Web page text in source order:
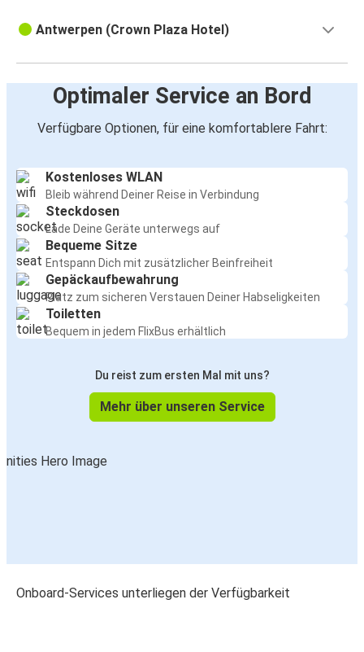
Antwerpen (Crown Plaza Hotel)
Optimaler Service an Bord
Verfügbare Optionen, für eine komfortablere Fahrt:
Kostenloses WLAN
Bleib während Deiner Reise in Verbindung
Steckdosen
Lade Deine Geräte unterwegs auf
Bequeme Sitze
Entspann Dich mit zusätzlicher Beinfreiheit
Gepäckaufbewahrung
Platz zum sicheren Verstauen Deiner Habseligkeiten
Toiletten
Bequem in jedem FlixBus erhältlich
Du reist zum ersten Mal mit uns?
Mehr über unseren Service
Onboard-Services unterliegen der Verfügbarkeit